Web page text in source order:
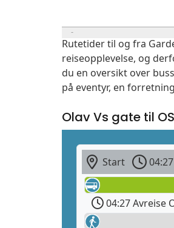
Rutetider til og fra
reiseopplevelse, og
du en oversikt over
på eventyr, en
Olav Vs gate til
Start 04:27
04:27 Avreise